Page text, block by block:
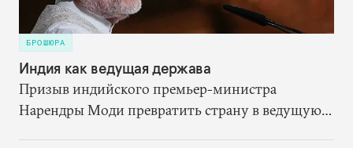
БРОШЮРА
Индия как ведущая держава
Призыв индийского премьер-министра
Нарендры Моди превратить страну в ведущую